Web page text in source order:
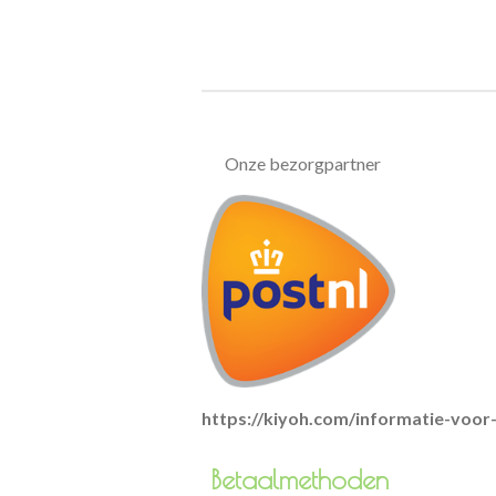
Onze bezorgpartner
https://kiyoh.com/informatie-